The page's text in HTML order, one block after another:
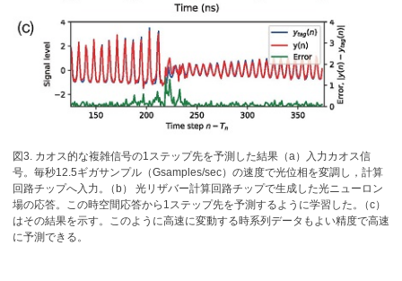
図3. カオス的な複雑信号の1ステップ先を予測した結果（a）入力カオス信
号。毎秒12.5ギガサンプル（Gsamples/sec）の速度で光位相を変調し，計算
回路チップへ入力。
（b） 光リザバー計算回路チップで生成した光ニューロン
場の応答。この時空間応答から1ステップ先を予測するように学習した。
（c）
はその結果を示す。このように高速に変動する時系列データもよい精度で高速
に予測できる。